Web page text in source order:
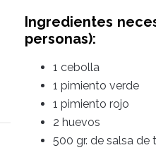
Ingredientes
personas):
1 cebolla
1 pimiento verde
1 pimiento rojo
2 huevos
500 gr. de salsa